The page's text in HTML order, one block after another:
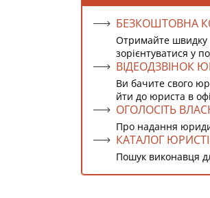
БЕЗКОШТОВНА
Отримайте швидку
зорієнтуватися у
ВІДЕОДЗВІНОК
Ви бачите свого
йти до юриста в
ОГОЛОСІТЬ
Про надання
КАТАЛОГ
Пошук виконавця